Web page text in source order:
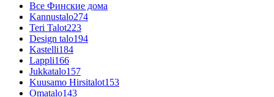
Все Финские дома
Kannustalo274
Teri Talot223
Design talo194
Kastelli184
Lappli166
Jukkatalo157
Kuusamo Hirsitalot153
Omatalo143